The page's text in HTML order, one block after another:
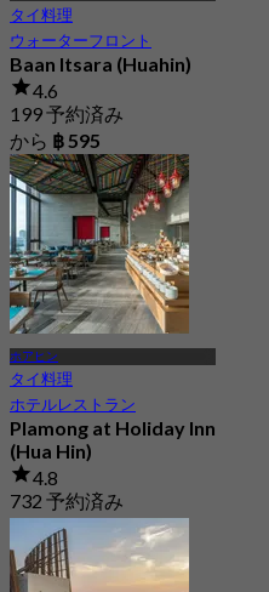
タイ料理
ウォーターフロント
Baan Itsara (Huahin)
4.6
199 予約済み
から ฿ 595
ホアヒン
タイ料理
ホテルレストラン
Plamong at Holiday Inn
(Hua Hin)
4.8
732 予約済み
฿ 630